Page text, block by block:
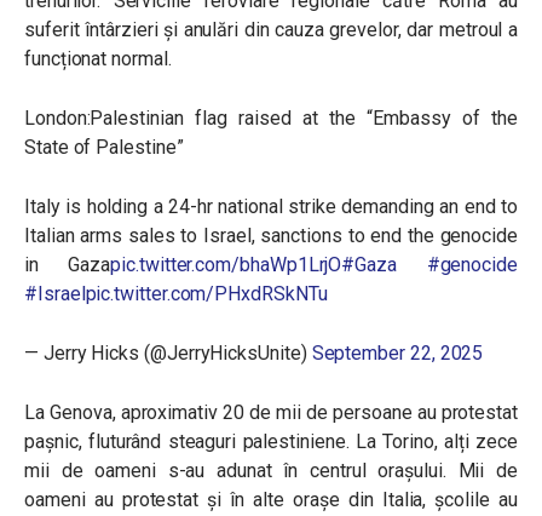
suferit întârzieri și anulări din cauza grevelor, dar metroul a
funcționat normal.
London:Palestinian flag raised at the “Embassy of the
State of Palestine”
Italy is holding a 24-hr national strike demanding an end to
Italian arms sales to Israel, sanctions to end the genocide
in Gazapic.twitter.com/bhaWp1LrjO#Gaza
#genocide
#Israelpic.twitter.com/PHxdRSkNTu
— Jerry Hicks (@JerryHicksUnite) September 22, 2025
La Genova, aproximativ 20 de mii de persoane au protestat
pașnic, fluturând steaguri palestiniene. La Torino, alți zece
mii de oameni s-au adunat în centrul orașului. Mii de
oameni au protestat și în alte orașe din Italia, școlile au